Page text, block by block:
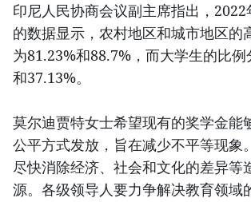
印尼人民协商会议副主席指出，
的数据显示，农村地区和城市地区的
为81.23%和88.7%，而大学生的比
和37.13%。
莫尔迪贾特女士希望现有的奖学金能
公平方式发放，旨在减少不平等现象
尽快消除经济、社会和文化的差异等
源。各级领导人要力争解决教育领域